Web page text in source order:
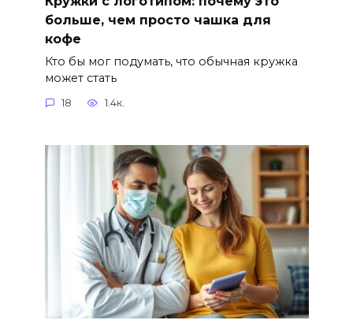
больше, чем просто чашка для
кофе
Кто бы мог подумать, что обычная кружка
может стать
18 1.4к.